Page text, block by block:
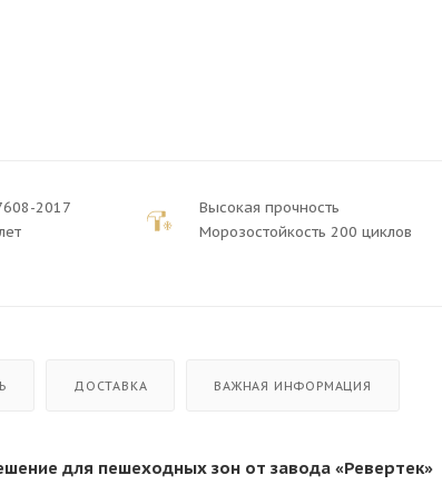
2017
Высокая прочность
Морозостойкость 200 циклов
ДОСТАВКА ВАЖНАЯ ИНФОРМАЦИЯ
для пешеходных зон от завода «Ревертек»